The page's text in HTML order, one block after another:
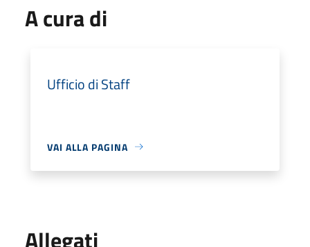
A cura di
Ufficio di Staff
VAI ALLA PAGINA
Allegati